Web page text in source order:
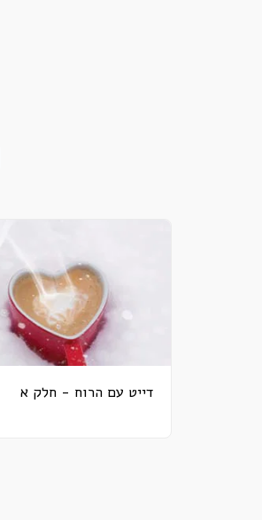
דייט עם הרוח - חלק א